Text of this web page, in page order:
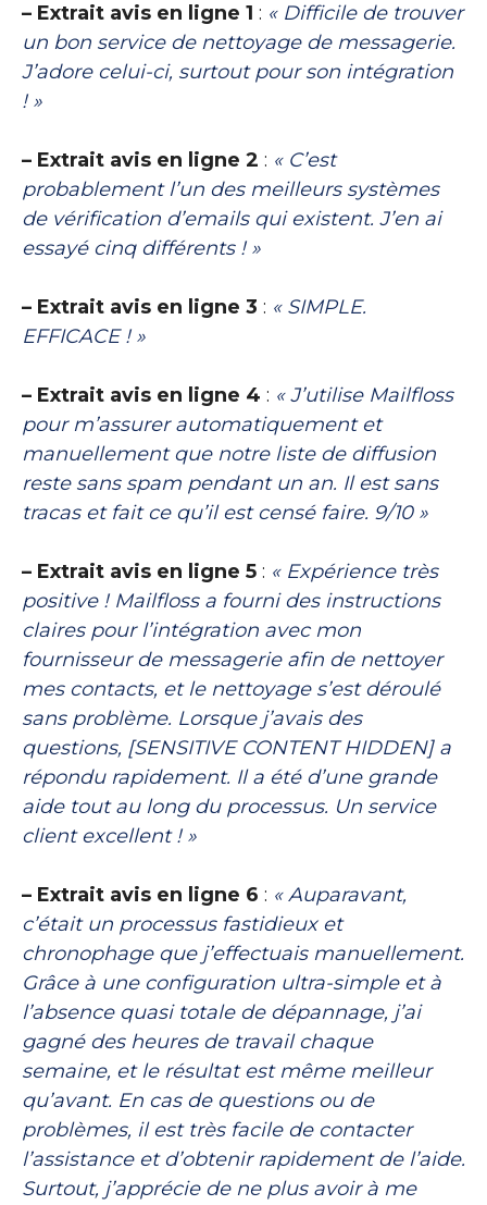
– Extrait avis en ligne 1 : « Difficile de trouver
un bon service de nettoyage de messagerie.
J’adore celui-ci, surtout pour son intégration
! »
– Extrait avis en ligne 2 : « C’est
probablement l’un des meilleurs systèmes
de vérification d’emails qui existent. J’en ai
essayé cinq différents ! »
– Extrait avis en ligne 3 : « SIMPLE.
EFFICACE ! »
– Extrait avis en ligne 4 : « J’utilise Mailfloss
pour m’assurer automatiquement et
manuellement que notre liste de diffusion
reste sans spam pendant un an. Il est sans
tracas et fait ce qu’il est censé faire. 9/10 »
– Extrait avis en ligne 5 : « Expérience très
positive ! Mailfloss a fourni des instructions
claires pour l’intégration avec mon
fournisseur de messagerie afin de nettoyer
mes contacts, et le nettoyage s’est déroulé
sans problème. Lorsque j’avais des
questions, [SENSITIVE CONTENT HIDDEN] a
répondu rapidement. Il a été d’une grande
aide tout au long du processus. Un service
client excellent ! »
– Extrait avis en ligne 6 : « Auparavant,
c’était un processus fastidieux et
chronophage que j’effectuais manuellement.
Grâce à une configuration ultra-simple et à
l’absence quasi totale de dépannage, j’ai
gagné des heures de travail chaque
semaine, et le résultat est même meilleur
qu’avant. En cas de questions ou de
problèmes, il est très facile de contacter
l’assistance et d’obtenir rapidement de l’aide.
Surtout, j’apprécie de ne plus avoir à me